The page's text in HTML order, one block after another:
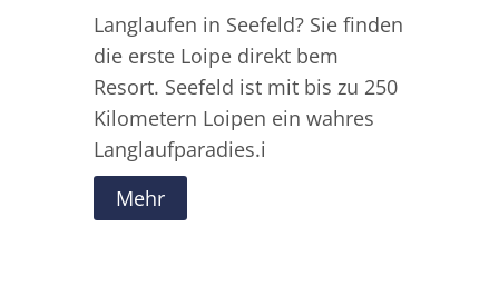
Langlaufen in Seefeld? Sie finden
die erste Loipe direkt bem
Resort. Seefeld ist mit bis zu 250
Kilometern Loipen ein wahres
Langlaufparadies.i
Mehr